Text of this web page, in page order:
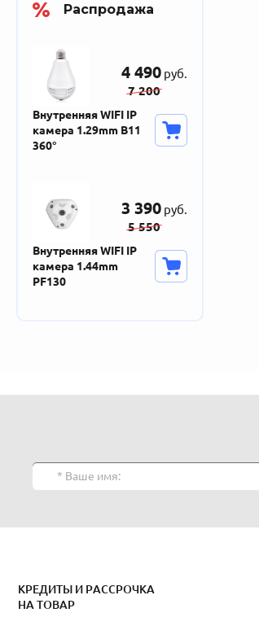
Распродажа
4 490 руб.
7 200
Внутренняя WIFI IP
камера 1.29mm B11
360°
3 390 руб.
5 550
Внутренняя WIFI IP
камера 1.44mm
PF130
КРЕДИТЫ И РАССРОЧКА
НА ТОВАР